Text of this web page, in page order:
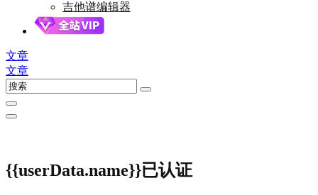
吉他谱编辑器
文章
文章
{{userData.name}}已认证